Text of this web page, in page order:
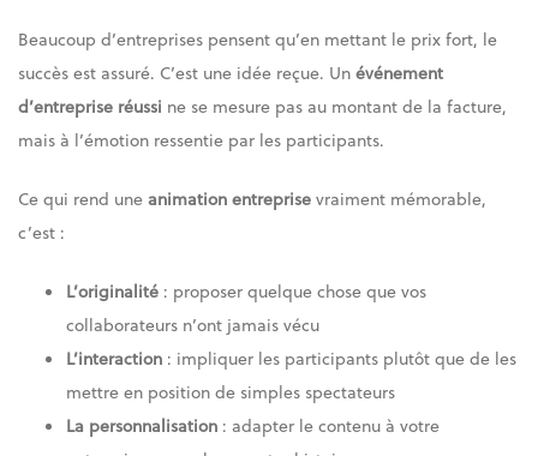
Beaucoup d’entreprises pensent qu’en mettant le prix fort, le
succès est assuré. C’est une idée reçue. Unévénement
d’entreprise réussi ne se mesure pas au montant de la facture,
mais à l’émotion ressentie par les participants.
Ce qui rend une animation entreprisevraiment mémorable,
c’est :
L’originalité : proposer quelque chose que vos
collaborateurs n’ont jamais vécu
L’interaction : impliquer les participants plutôt que de les
mettre en position de simples spectateurs
La personnalisation : adapter le contenu à votre